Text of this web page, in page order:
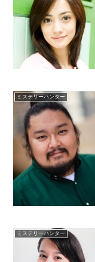
ミステリーハンター
ミステリーハンター